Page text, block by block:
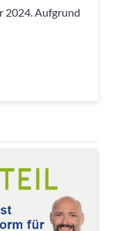
2024. Aufgrund